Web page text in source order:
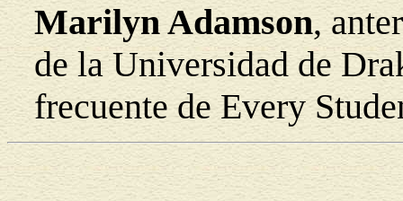
Marilyn Adamson,
de la Universidad de
frecuente de Every